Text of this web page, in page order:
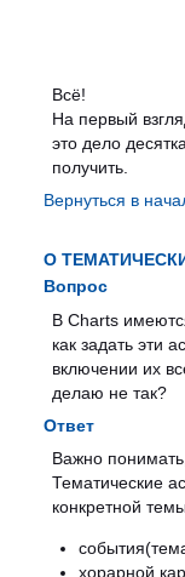
Всё!
На первый
это дело
получить.
Вернуться в
О
Вопрос
В Charts
как задать эти
включении их
делаю не так?
Ответ
Важно
Тематические
конкретной
хорарной